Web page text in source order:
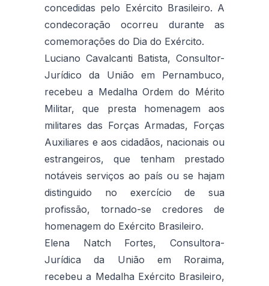
concedidas pelo Exército Brasileiro. A
condecoração ocorreu durante as
comemorações do Dia do Exército.
Luciano Cavalcanti Batista, Consultor-
Jurídico da União em Pernambuco,
recebeu a Medalha Ordem do Mérito
Militar, que presta homenagem aos
militares das Forças Armadas, Forças
Auxiliares e aos cidadãos, nacionais ou
estrangeiros, que tenham prestado
notáveis serviços ao país ou se hajam
distinguido no exercício de sua
profissão, tornado-se credores de
homenagem do Exército Brasileiro.
Elena Natch Fortes, Consultora-
Jurídica da União em Roraima,
recebeu a Medalha Exército Brasileiro,